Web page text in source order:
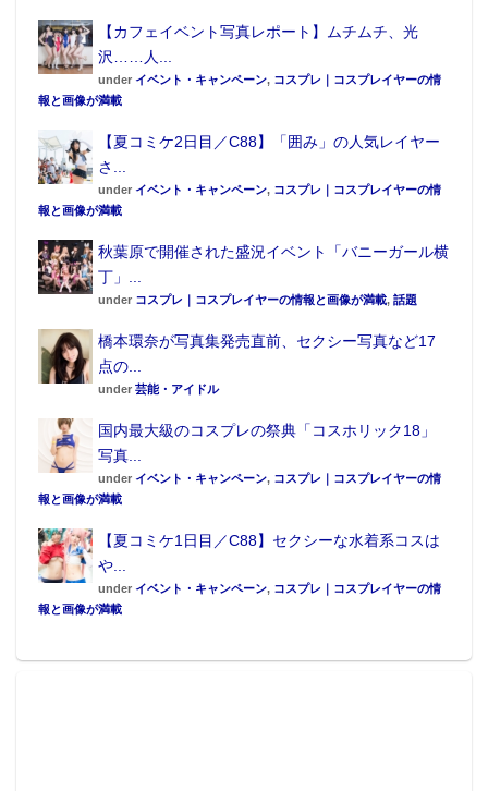
【カフェイベント写真レポート】ムチムチ、光
沢……人...
under イベント・キャンペーン, コスプレ｜コスプレイヤーの情
報と画像が満載
【夏コミケ2日目／C88】「囲み」の人気レイヤー
さ...
under イベント・キャンペーン, コスプレ｜コスプレイヤーの情
報と画像が満載
秋葉原で開催された盛況イベント「バニーガール横
丁」...
under コスプレ｜コスプレイヤーの情報と画像が満載, 話題
橋本環奈が写真集発売直前、セクシー写真など17
点の...
under 芸能・アイドル
国内最大級のコスプレの祭典「コスホリック18」
写真...
under イベント・キャンペーン, コスプレ｜コスプレイヤーの情
報と画像が満載
【夏コミケ1日目／C88】セクシーな水着系コスは
や...
under イベント・キャンペーン, コスプレ｜コスプレイヤーの情
報と画像が満載